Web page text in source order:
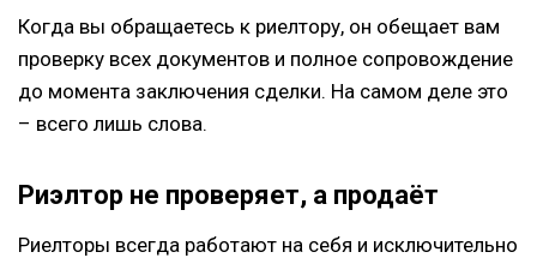
Когда вы обращаетесь к риелтору, он обещает вам
проверку всех документов и полное сопровождение
до момента заключения сделки. На самом деле это
– всего лишь слова.
Риэлтор не проверяет, а продаёт
Риелторы всегда работают на себя и исключительно